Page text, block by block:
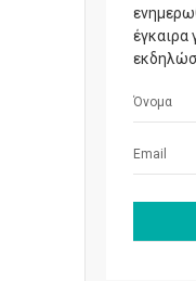
έγκαιρα